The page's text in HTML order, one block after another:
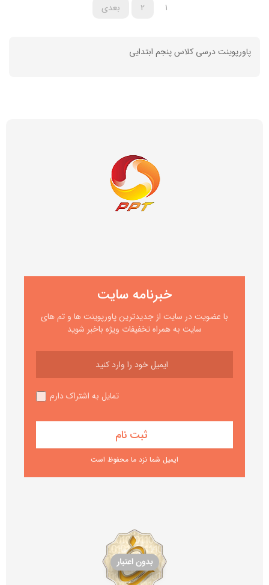
1
2 بعدی
پاورپوینت درسی کلاس پنجم ابتدایی
خبرنامه سایت
با عضویت در سایت از جدیدترین پاورپوینت ها و تم های
سایت به همراه تخفیفات ویژه باخبر شوید
تمایل به اشتراک دارم
ایمیل شما نزد ما محفوظ است